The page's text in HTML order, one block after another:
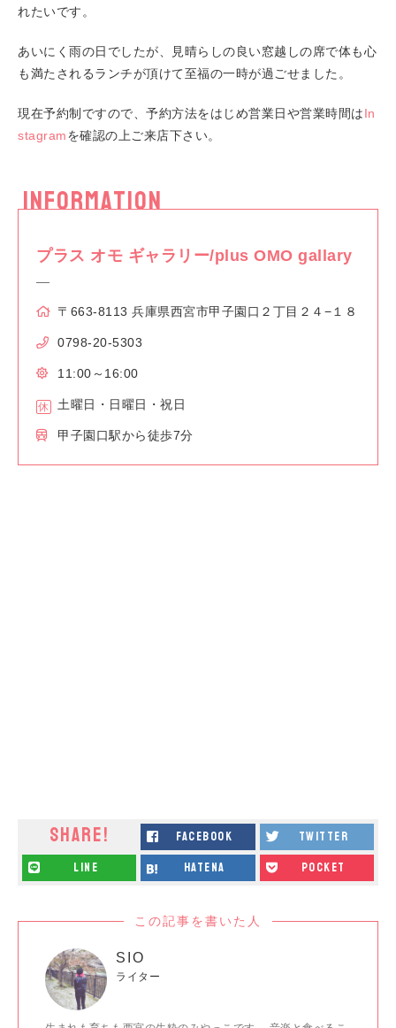
れたいです。
あいにく雨の日でしたが、見晴らしの良い窓越しの席で体も心
も満たされるランチが頂けて至福の一時が過ごせました。
現在予約制ですので、予約方法をはじめ営業日や営業時間はIn
stagramを確認の上ご来店下さい。
INFORMATION
プラス オモ ギャラリー/plus OMO gallary
〒663-8113 兵庫県西宮市甲子園口２丁目２４−１８
0798-20-5303
11:00～16:00
土曜日・日曜日・祝日
甲子園口駅から徒歩7分
SHARE! facebook twitter
line hatena pocket
この記事を書いた人
SIO
ライター